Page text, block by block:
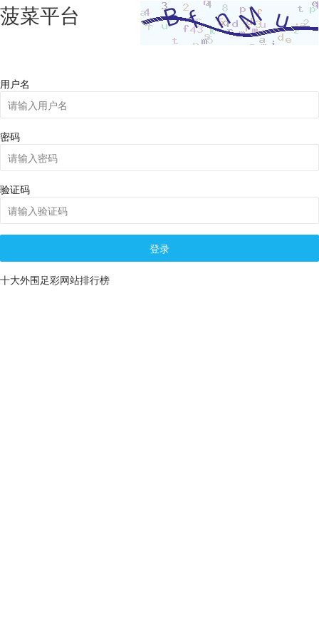
菠菜平台
用户名
密码
验证码
登录
十大外围足彩网站排行榜